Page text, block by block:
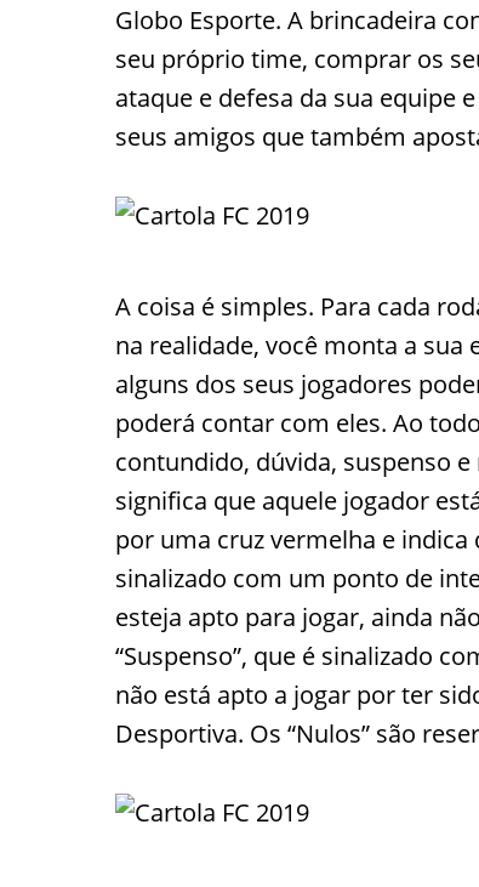
Globo Esporte. A brincadeira
seu próprio time, comprar os
ataque e defesa da sua equipe
seus amigos que também
A coisa é simples. Para cada
na realidade, você monta a
alguns dos seus jogadores
poderá contar com eles. Ao
contundido, dúvida, suspenso e
significa que aquele jogador
por uma cruz vermelha e indica
sinalizado com um ponto de
esteja apto para jogar, ainda
“Suspenso”, que é sinalizado
não está apto a jogar por ter
Desportiva. Os “Nulos” são